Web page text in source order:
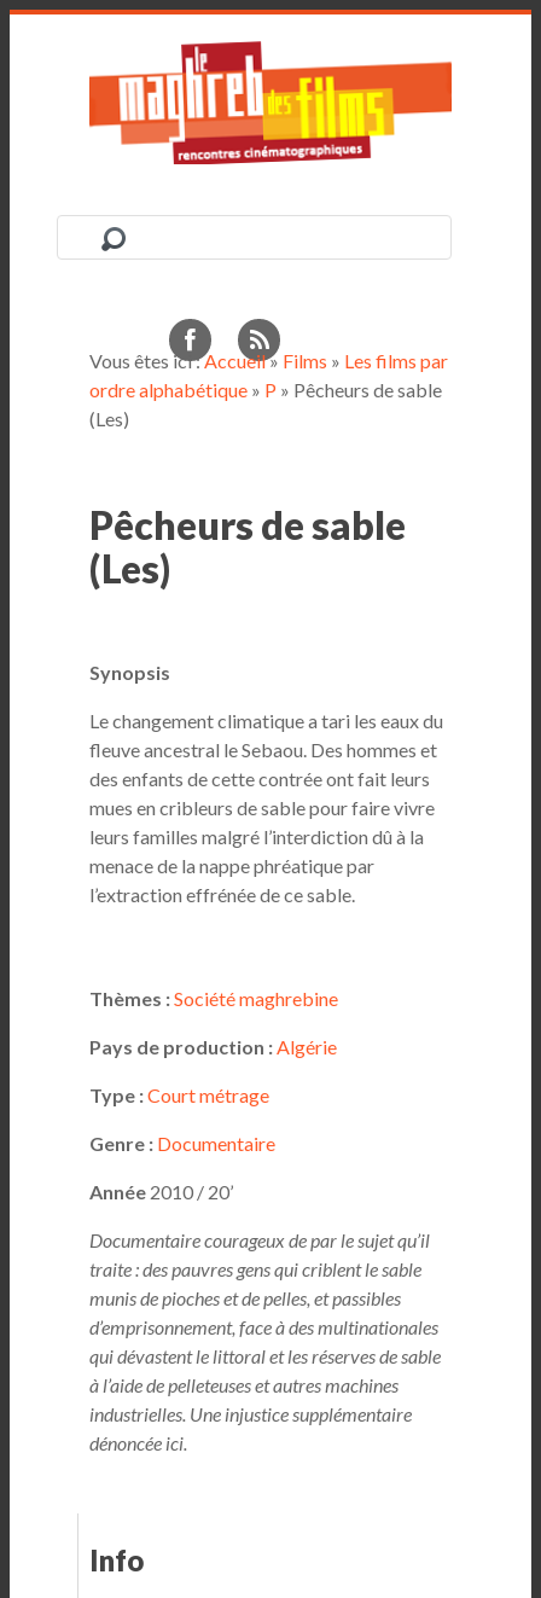
Vous êtes ici :Accueil» Films » Les films par
ordre alphabétique » P » Pêcheurs de sable
(Les)
Pêcheurs de sable
(Les)
Synopsis
Le changement climatique a tari les eaux du
fleuve ancestral le Sebaou. Des hommes et
des enfants de cette contrée ont fait leurs
mues en cribleurs de sable pour faire vivre
leurs familles malgré l’interdiction dû à la
menace de la nappe phréatique par
l’extraction effrénée de ce sable.
Thèmes :Société maghrebine
Pays de production :Algérie
Type :Court métrage
Genre : Documentaire
Année 2010 / 20’
Documentaire courageux de par le sujet qu’il
traite : des pauvres gens qui criblent le sable
munis de pioches et de pelles, et passibles
d’emprisonnement, face à des multinationales
qui dévastent le littoral et les réserves de sable
à l’aide de pelleteuses et autres machines
industrielles. Une injustice supplémentaire
dénoncée ici.
Info